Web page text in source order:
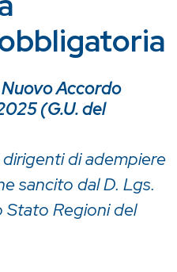
Accordo
(G.U. del
di adempiere
sancito dal D. Lgs.
Stato Regioni del